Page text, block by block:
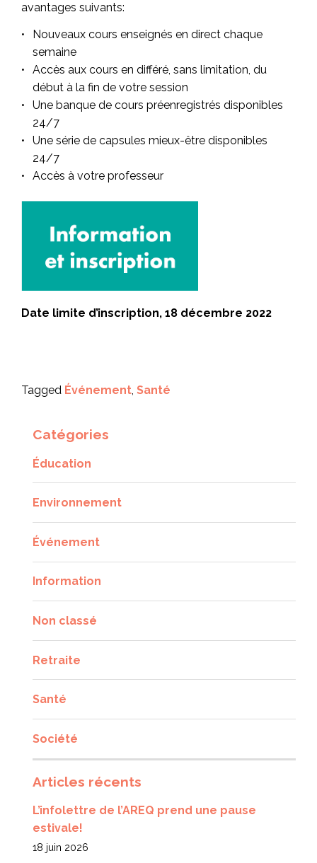
avantages suivants:
Nouveaux cours enseignés en direct chaque
semaine
Accès aux cours en différé, sans limitation, du
début à la fin de votre session
Une banque de cours préenregistrés disponibles
24/7
Une série de capsules mieux-être disponibles
24/7
Accès à votre professeur
Date limite d’inscription, 18 décembre 2022
Tagged Événement, Santé
Catégories
Éducation
Environnement
Événement
Information
Non classé
Retraite
Santé
Société
Articles récents
L’infolettre de l’AREQ prend une pause
estivale!
18 juin 2026